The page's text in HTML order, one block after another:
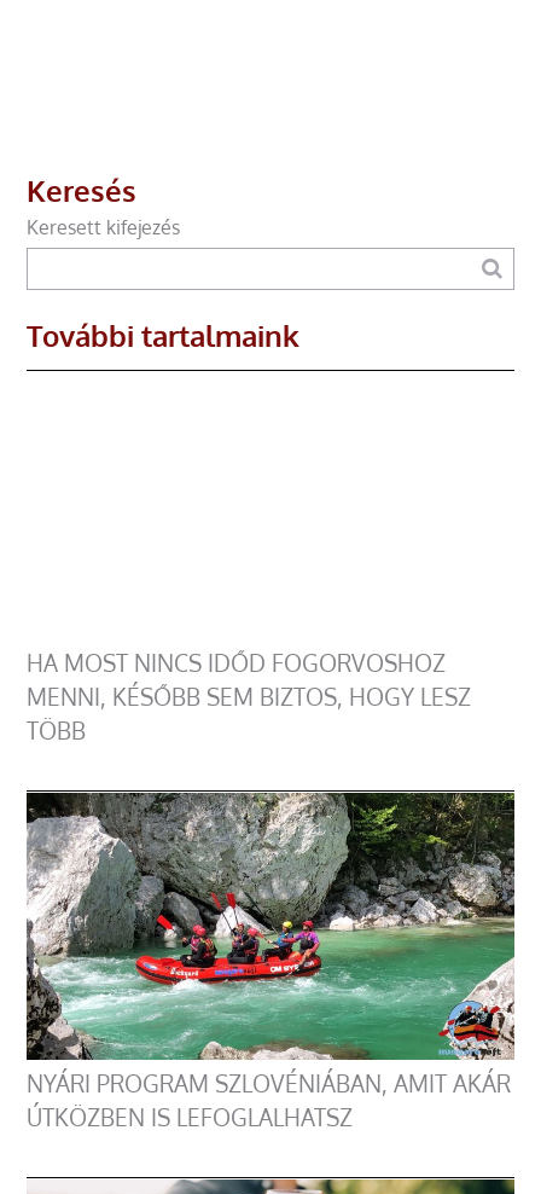
Keresés
Keresett kifejezés
További tartalmaink
HA MOST NINCS IDŐD FOGORVOSHOZ
MENNI, KÉSŐBB SEM BIZTOS, HOGY LESZ
TÖBB
NYÁRI PROGRAM SZLOVÉNIÁBAN, AMIT AKÁR
ÚTKÖZBEN IS LEFOGLALHATSZ